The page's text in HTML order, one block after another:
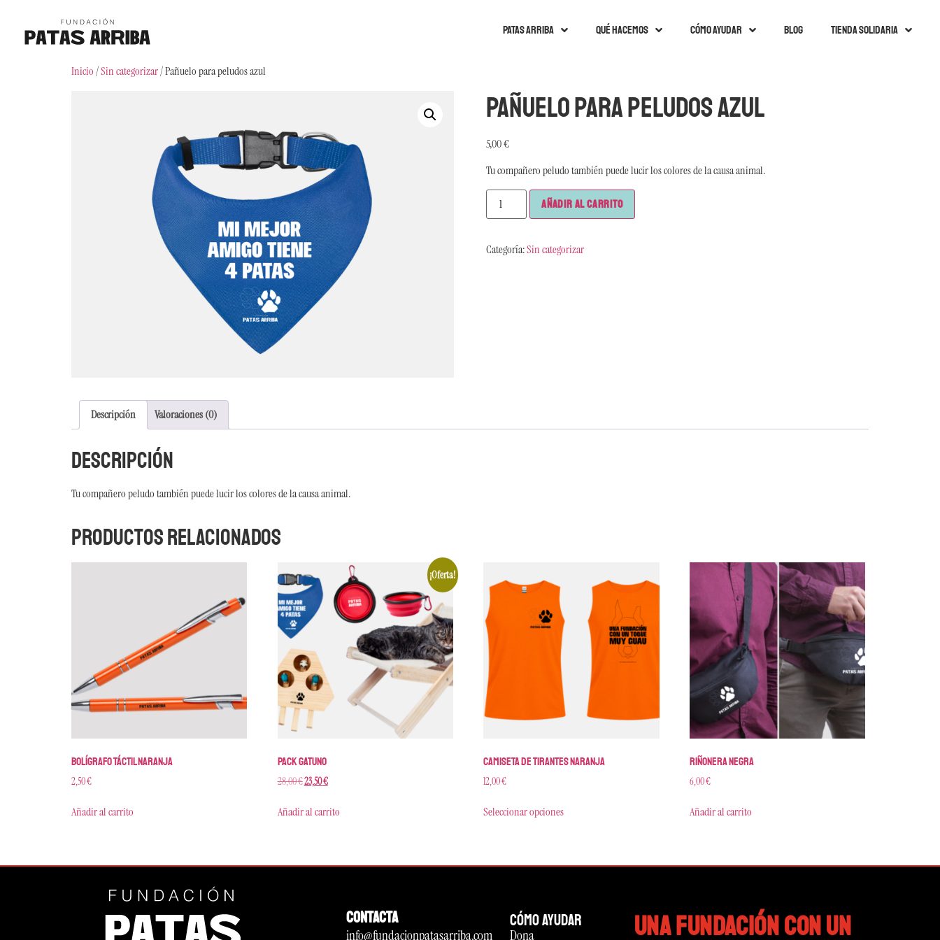
Patas arriba Qué hacemos Cómo ayudar Blog Tienda solidaria
Inicio/Sin categorizar/ Pañuelo para peludos azul
Pañuelo para peludos azul
5,00€
Tu compañero peludo también puede lucir los colores de la causa animal.
Añadir al carrito
Categoría:Sin categorizar
Descripción Valoraciones (0)
Descripción
Tu compañero peludo también puede lucir los colores de la causa animal.
Productos relacionados
Bolígrafo táctil naranja
2,50€
Añadir al carrito
¡Oferta!
Pack Gatuno
28,00€23,50€
Añadir al carrito
Camiseta de tirantes naranja
12,00€
Seleccionar opciones
Riñonera negra
6,00€
Añadir al carrito
CONTACTA
info@fundacionpatasarriba.com
CÓMO AYUDAR
Dona UNA FUNDACIÓN CON UN